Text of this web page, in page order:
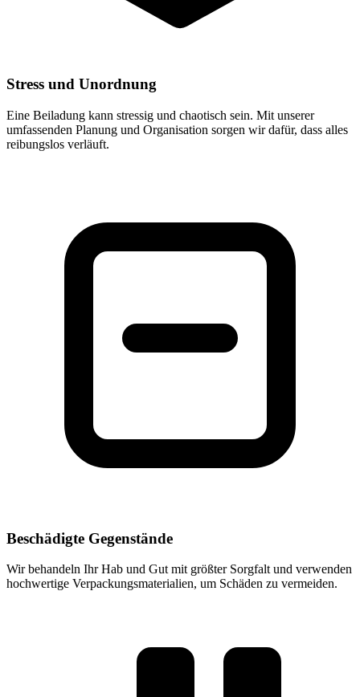
Stress und Unordnung
Eine Beiladung kann stressig und chaotisch sein. Mit unserer
umfassenden Planung und Organisation sorgen wir dafür, dass alles
reibungslos verläuft.
Beschädigte Gegenstände
Wir behandeln Ihr Hab und Gut mit größter Sorgfalt und verwenden
hochwertige Verpackungsmaterialien, um Schäden zu vermeiden.